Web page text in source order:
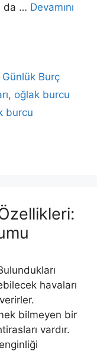
da … Devamını
Günlük Burç
, oğlak burcu
burcu
havaları
bilmeyen bir
vardır.